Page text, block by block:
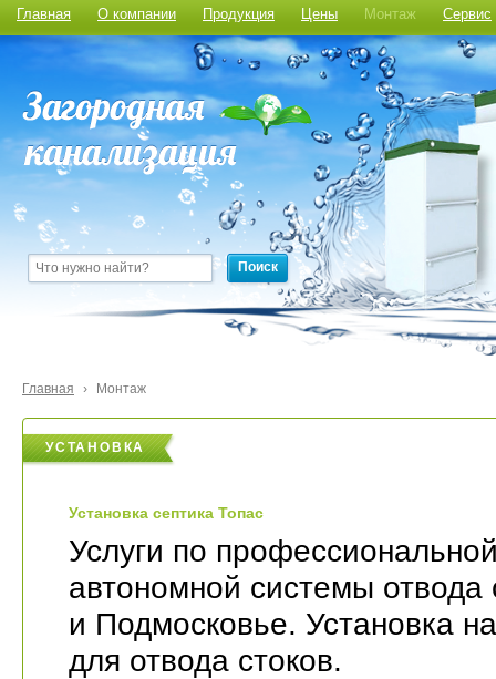
Главная О компании Продукция Цены Монтаж Сервис
Поиск
Главная › Монтаж
УСТАНОВКА
Установка септика Топас
Услуги по
автономной системы
и Подмосковье. Установка
для отвода стоков.